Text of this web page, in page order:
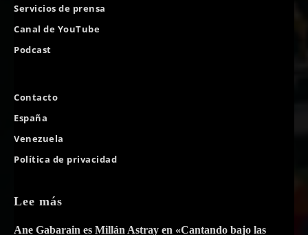
Servicios de prensa
Canal de YouTube
Podcast
Contacto
España
Venezuela
Política de privacidad
Lee más
Ane Gabarain es Millán Astray en «Cantando bajo las